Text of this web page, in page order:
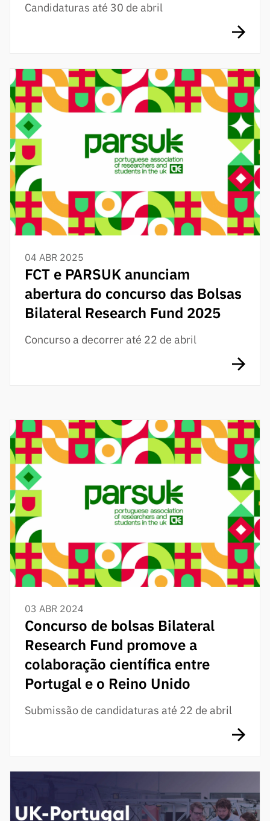
Candidaturas até 30 de abril
04 ABR 2025
FCT e PARSUK anunciam
abertura do concurso das Bolsas
Bilateral Research Fund 2025
Concurso a decorrer até 22 de abril
03 ABR 2024
Concurso de bolsas Bilateral
Research Fund promove a
colaboração científica entre
Portugal e o Reino Unido
Submissão de candidaturas até 22 de abril